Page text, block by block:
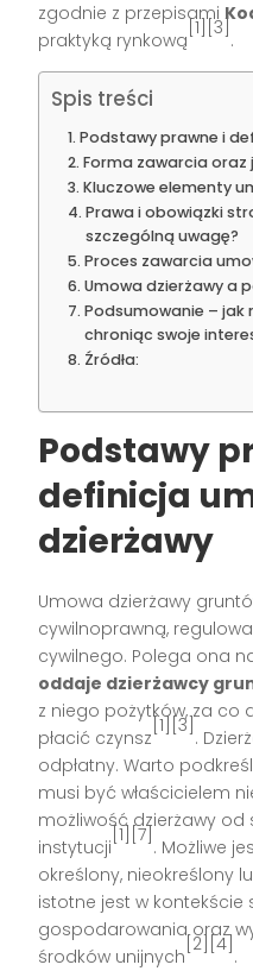
zgodnie z przepisami
praktyką rynkową
[1][3]
.
Spis treści
Podstawy prawne i
Forma zawarcia oraz
Kluczowe elementy
Prawa i obowiązki
szczególną uwagę?
Proces zawarcia
Umowa dzierżawy a
Podsumowanie – jak
chroniąc swoje
Źródła:
Podstawy
definicja
dzierżawy
Umowa dzierżawy
cywilnoprawną,
cywilnego. Polega ona
oddaje dzierżawcy
z niego pożytków, za co
płacić czynsz
[1][3]
.
odpłatny. Warto
musi być właścicielem
możliwość dzierżawy
instytucji
[1][7]
. Możliwe
określony, nieokreślony
istotne jest w kontekście
gospodarowania oraz
środków unijnych
[2][4]
.